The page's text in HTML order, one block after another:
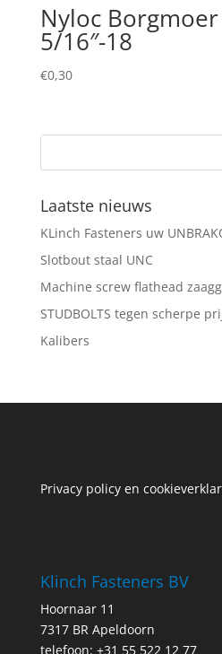
Nyloc Borgmoer
5/16″-18
€0,30
Laatste nieuws
KLinch Fasteners uw
Slotbout staal UNC
Machine screw flathead
STUDBOLTS tegen scherpe
Kalibers
Privacy policy en
Klinch Fasteners BV
Hoornaar 11
7317 BR Apeldoorn
telefoon: +31 55 522 12 77